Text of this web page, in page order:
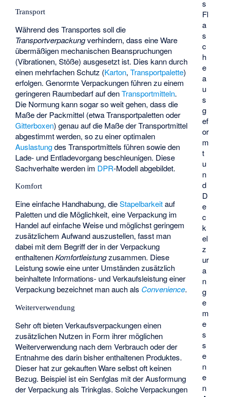
s
Fl
a
s
c
h
e
a
u
s
g
ef
or
m
t
u
n
d
D
e
c
k
el
z
ur
a
n
g
e
m
e
s
s
e
n
e
n
Transport
Während des Transportes soll die
Transportverpackungverhindern, dass eine Ware
übermäßigen mechanischen Beanspruchungen
(Vibrationen, Stöße) ausgesetzt ist. Dies kann durch
einen mehrfachen Schutz (Karton,Transportpalette)
erfolgen. Genormte Verpackungen führen zu einem
geringeren Raumbedarf auf denTransportmitteln.
Die Normung kann sogar so weit gehen, dass die
Maße der Packmittel (etwa Transportpaletten oder
Gitterboxen) genau auf die Maße der Transportmittel
abgestimmt werden, so zu einer optimalen
Auslastungdes Transportmittels führen sowie den
Lade- und Entladevorgang beschleunigen. Diese
Sachverhalte werden im DPR-Modell abgebildet.
Komfort
Eine einfache Handhabung, dieStapelbarkeitauf
Paletten und die Möglichkeit, eine Verpackung im
Handel auf einfache Weise und möglichst geringem
zusätzlichem Aufwand auszustellen, fasst man
dabei mit dem Begriff der in der Verpackung
enthaltenenKomfortleistungzusammen. Diese
Leistung sowie eine unter Umständen zusätzlich
beinhaltete Informations- und Verkaufsleistung einer
Verpackung bezeichnet man auch als Convenience.
Weiterverwendung
Sehr oft bieten Verkaufsverpackungen einen
zusätzlichen Nutzen in Form ihrer möglichen
Weiterverwendung nach dem Verbrauch oder der
Entnahme des darin bisher enthaltenen Produktes.
Dieser hat zur gekauften Ware selbst oft keinen
Bezug. Beispiel ist ein Senfglas mit der Ausformung
der Verpackung als Trinkglas. Solche Verpackungen